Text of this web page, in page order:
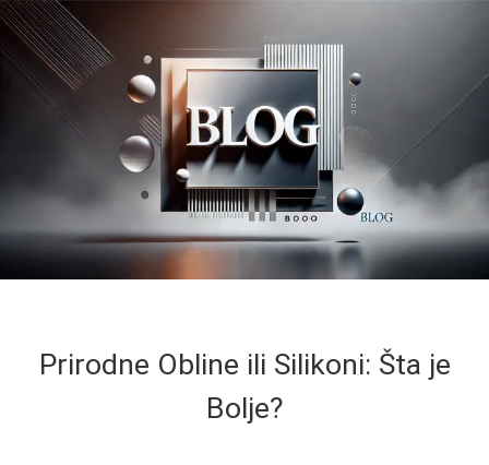
Prirodne Obline ili Silikoni: Šta je
Bolje?